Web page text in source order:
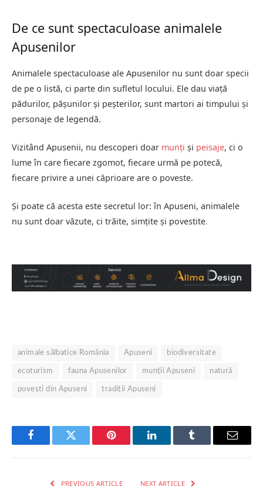
De ce sunt spectaculoase animalele
Apusenilor
Animalele spectaculoase ale Apusenilor nu sunt doar specii
de pe o listă, ci parte din sufletul locului. Ele dau viață
pădurilor, pășunilor și peșterilor, sunt martori ai timpului și
personaje de legendă.
Vizitând Apusenii, nu descoperi doar munți și peisaje, ci o
lume în care fiecare zgomot, fiecare urmă pe potecă,
fiecare privire a unei căprioare are o poveste.
Și poate că acesta este secretul lor: în Apuseni, animalele
nu sunt doar văzute, ci trăite, simțite și povestite.
animale sălbatice România Apuseni biodiversitate
ecoturism fauna Apusenilor munții Apuseni natură
povești din Apuseni tradiții Apuseni
FacebookTwitter Pinterest LinkedInTumblr Email
PREVIOUS ARTICLE NEXT ARTICLE